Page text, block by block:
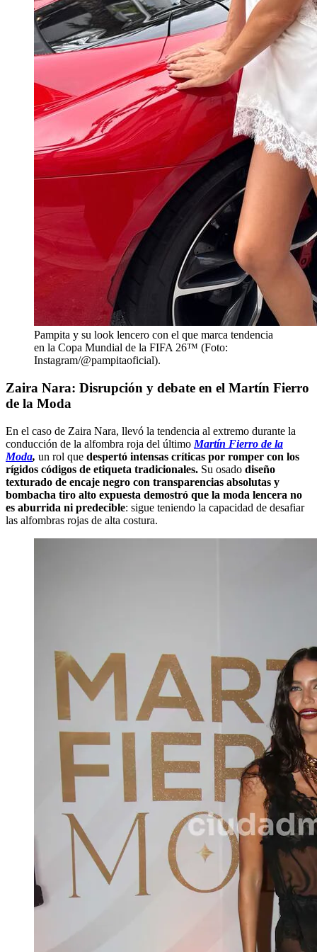
Pampita y su look lencero con el que marca tendencia
en la Copa Mundial de la FIFA 26™ (Foto:
Instagram/@pampitaoficial).
Zaira Nara: Disrupción y debate en el Martín Fierro
de la Moda
En el caso de Zaira Nara, llevó la tendencia al extremo durante la
conducción de la alfombra roja del último Martín Fierro de la
Moda, un rol que despertó intensas críticas por romper con los
rígidos códigos de etiqueta tradicionales. Su osado diseño
texturado de encaje negro con transparencias absolutas y
bombacha tiro alto expuesta demostró que la moda lencera no
es aburrida ni predecible: sigue teniendo la capacidad de desafiar
las alfombras rojas de alta costura.